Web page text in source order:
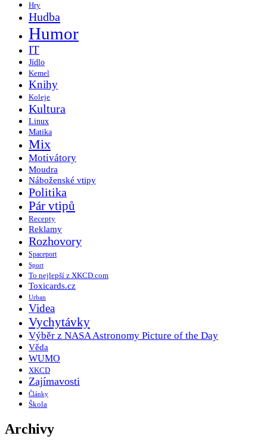
Hry
Hudba
Humor
IT
Jídlo
Kemel
Knihy
Koleje
Kultura
Linux
Matika
Mix
Motivátory
Moudra
Náboženské vtipy
Politika
Pár vtipů
Recepty
Reklamy
Rozhovory
Spaceport
Sport
To nejlepší z XKCD.com
Toxicards.cz
Urban
Videa
Vychytávky
Výběr z NASA Astronomy Picture of the Day
Věda
WUMO
XKCD
Zajímavosti
Články
Škola
Archivy